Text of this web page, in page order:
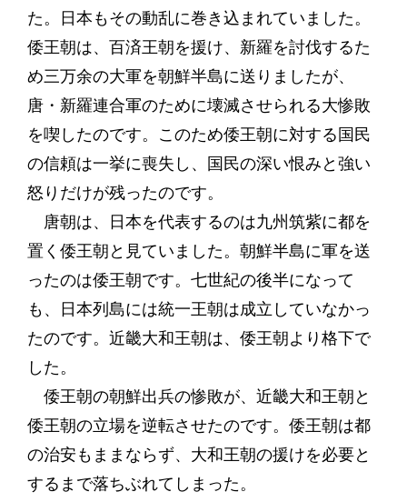
た。日本もその動乱に巻き込まれていました。
倭王朝は、百済王朝を援け、新羅を討伐するた
め三万余の大軍を朝鮮半島に送りましたが、
唐・新羅連合軍のために壊滅させられる大惨敗
を喫したのです。このため倭王朝に対する国民
の信頼は一挙に喪失し、国民の深い恨みと強い
怒りだけが残ったのです。
唐朝は、日本を代表するのは九州筑紫に都を
置く倭王朝と見ていました。朝鮮半島に軍を送
ったのは倭王朝です。七世紀の後半になって
も、日本列島には統一王朝は成立していなかっ
たのです。近畿大和王朝は、倭王朝より格下で
した。
倭王朝の朝鮮出兵の惨敗が、近畿大和王朝と
倭王朝の立場を逆転させたのです。倭王朝は都
の治安もままならず、大和王朝の援けを必要と
するまで落ちぶれてしまった。